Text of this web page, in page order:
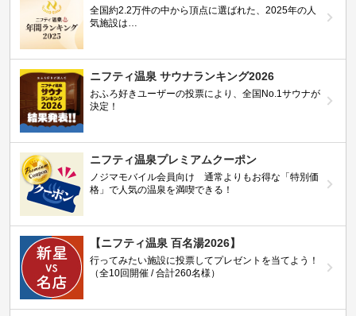
全国約2.2万件の中から頂点に選ばれた、2025年の人
気施設は…
ニフティ温泉 サウナランキング2026
おふろ好きユーザーの投票により、全国No.1サウナが
決定！
ニフティ温泉プレミアムクーポン
ノジマモバイル会員向け 通常よりもお得な「特別価
格」で人気の温泉を満喫できる！
【ニフティ温泉 百名湯2026】
行ってみたい施設に投票してプレゼントを当てよう！
（全10回開催 / 合計260名様）